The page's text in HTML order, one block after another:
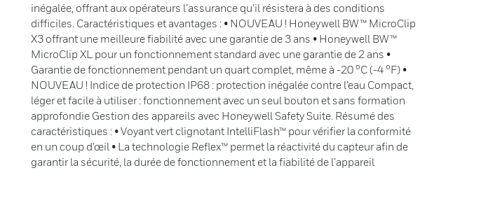
inégalée, offrant aux opérateurs l’assurance qu’il résistera à des conditions
difficiles. Caractéristiques et avantages : • NOUVEAU ! Honeywell BW™ MicroClip
X3 offrant une meilleure fiabilité avec une garantie de 3 ans • Honeywell BW™
MicroClip XL pour un fonctionnement standard avec une garantie de 2 ans •
Garantie de fonctionnement pendant un quart complet, même à -20 °C (-4 °F) •
NOUVEAU ! Indice de protection IP68 : protection inégalée contre l’eau Compact,
léger et facile à utiliser : fonctionnement avec un seul bouton et sans formation
approfondie Gestion des appareils avec Honeywell Safety Suite. Résumé des
caractéristiques : • Voyant vert clignotant IntelliFlash™ pour vérifier la conformité
en un coup d’œil • La technologie Reflex™ permet la réactivité du capteur afin de
garantir la sécurité, la durée de fonctionnement et la fiabilité de l’appareil